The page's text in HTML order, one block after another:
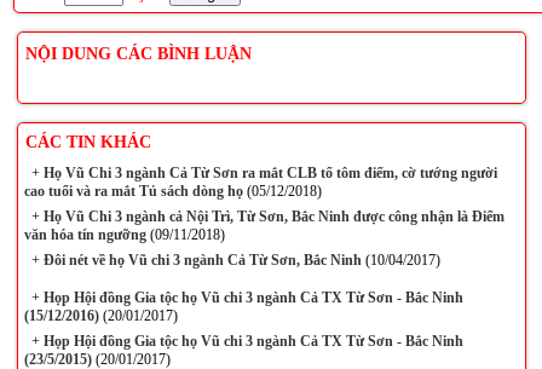
NỘI DUNG CÁC BÌNH LUẬN
CÁC TIN KHÁC
+Họ Vũ Chi 3 ngành Cả Từ Sơn ra mắt CLB tổ tôm điếm, cờ tướng người
cao tuổi và ra mắt Tủ sách dòng họ(05/12/2018)
+Họ Vũ Chi 3 ngành cả Nội Trì, Từ Sơn, Bắc Ninh được công nhận là Điểm
văn hóa tín ngưỡng(09/11/2018)
+Đôi nét về họ Vũ chi 3 ngành Cả Từ Sơn, Bắc Ninh(10/04/2017)
+Họp Hội đồng Gia tộc họ Vũ chi 3 ngành Cả TX Từ Sơn - Bắc Ninh
(15/12/2016)(20/01/2017)
+Họp Hội đồng Gia tộc họ Vũ chi 3 ngành Cả TX Từ Sơn - Bắc Ninh
(23/5/2015)(20/01/2017)